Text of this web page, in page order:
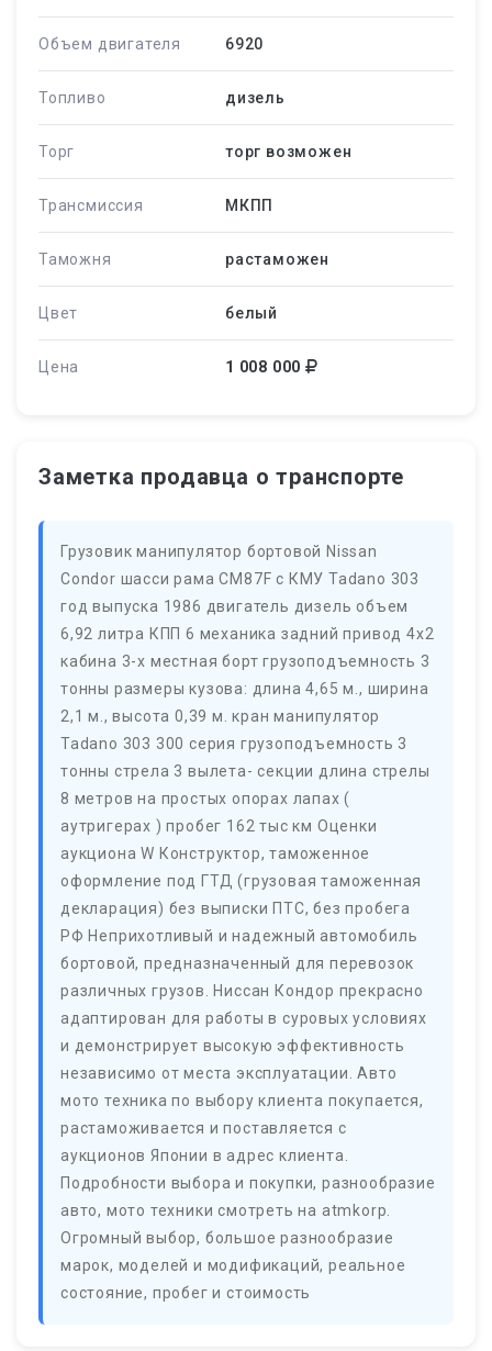
Объем двигателя 6920
Топливо дизель
Торг торг возможен
Трансмиссия МКПП
Таможня растаможен
Цвет белый
Цена 1 008 000
Заметка продавца о транспорте
Грузовик манипулятор бортовой Nissan
Condor шасси рама CM87F с КМУ Tadano 303
год выпуска 1986 двигатель дизель объем
6,92 литра КПП 6 механика задний привод 4х2
кабина 3-х местная борт грузоподъемность 3
тонны размеры кузова: длина 4,65 м., ширина
2,1 м., высота 0,39 м. кран манипулятор
Tadano 303 300 серия грузоподъемность 3
тонны стрела 3 вылета- секции длина стрелы
8 метров на простых опорах лапах (
аутригерах ) пробег 162 тыс км Оценки
аукциона W Конструктор, таможенное
оформление под ГТД (грузовая таможенная
декларация) без выписки ПТС, без пробега
РФ Неприхотливый и надежный автомобиль
бортовой, предназначенный для перевозок
различных грузов. Ниссан Кондор прекрасно
адаптирован для работы в суровых условиях
и демонстрирует высокую эффективность
независимо от места эксплуатации. Авто
мото техника по выбору клиента покупается,
растаможивается и поставляется с
аукционов Японии в адрес клиента.
Подробности выбора и покупки, разнообразие
авто, мото техники смотреть на atmkorp.
Огромный выбор, большое разнообразие
марок, моделей и модификаций, реальное
состояние, пробег и стоимость